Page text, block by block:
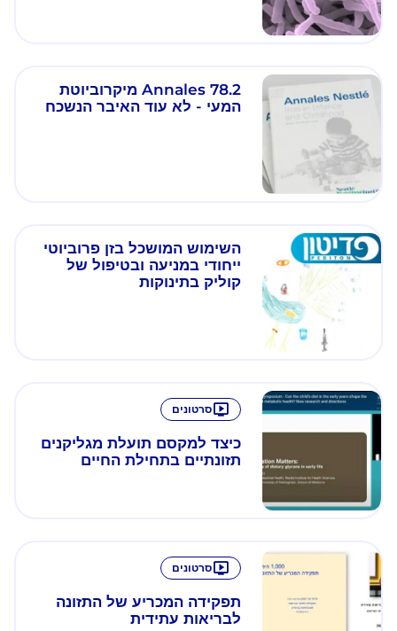
Annales 78.2 מיקרוביוטת
המעי - לא עוד האיבר הנשכח
השימוש המושכל בזן פרוביוטי
ייחודי במניעה ובטיפול של
קוליק בתינוקות
סרטונים
כיצד למקסם תועלת מגליקנים
תזונתיים בתחילת החיים
סרטונים
תפקידה המכריע של התזונה
לבריאות עתידית